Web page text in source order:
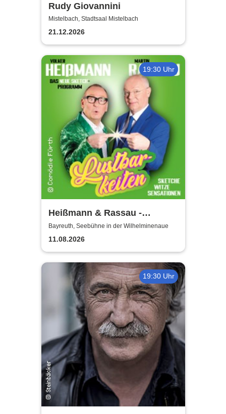
Rudy Giovannini
Mistelbach, Stadtsaal Mistelbach
21.12.2026
19:30 Uhr
Heißmann & Rassau -
Lustbarkeiten
Bayreuth, Seebühne in der Wilhelminenaue
11.08.2026
19:30 Uhr